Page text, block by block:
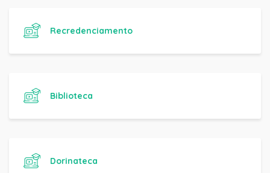
Recredenciamento
Biblioteca
Dorinateca